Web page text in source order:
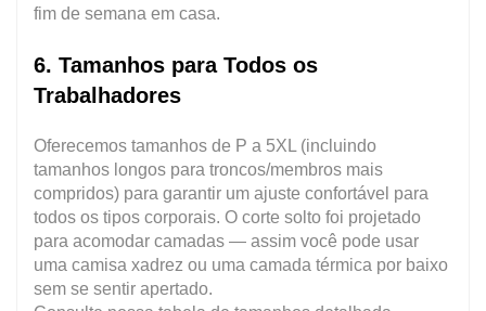
fim de semana em casa.
6. Tamanhos para Todos os
Trabalhadores
Oferecemos tamanhos de P a 5XL (incluindo
tamanhos longos para troncos/membros mais
compridos) para garantir um ajuste confortável para
todos os tipos corporais. O corte solto foi projetado
para acomodar camadas — assim você pode usar
uma camisa xadrez ou uma camada térmica por baixo
sem se sentir apertado.